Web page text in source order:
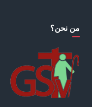
من نحن؟